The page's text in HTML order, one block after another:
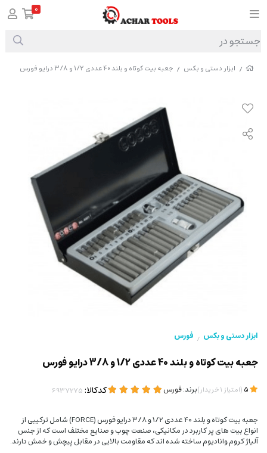
/ ابزار دستی و بکس / جعبه بیت کوتاه و بلند 40 عددی 1/2 و 3/8 درایو فورس
ابزار دستی و بکس / فورس
جعبه بیت کوتاه و بلند 40 عددی 1/2 و 3/8 درایو فورس
(امتیاز 1خریدار)برند:فورس کدکالا:
جعبه بیت کوتاه و بلند 40 عددی 1/2 و 3/8 درایو فورس (FORCE) شامل ترکیبی از
انواع بیت های پر کاربرد در مکانیکی، صنعت چوب و صنایع مختلف است که از جنس
آلیاژ کروم وانادیوم ساخته شده اند که مقاومت بالایی در مقابل پیچش و خمش دارند.
0